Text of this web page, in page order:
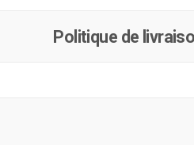
Politique de